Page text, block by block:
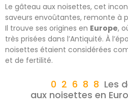
Le gâteau aux noisettes, cet
saveurs envoûtantes, remonte à
Il trouve ses origines en Europe,
très prisées dans l’Antiquité. À
noisettes étaient considérées
et de fertilité.
Les
aux noisettes en